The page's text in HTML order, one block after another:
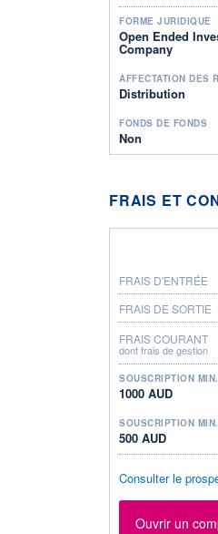
FORME JURIDIQUE
Open Ended
Company
AFFECTATION DES
Distribution
FONDS DE FONDS
Non
FRAIS ET
FRAIS D'ENTRÉE
FRAIS DE SORTIE
FRAIS COURANT
dont frais de gestion
SOUSCRIPTION
1000 AUD
SOUSCRIPTION
500 AUD
Consulter le
Ouvrir un